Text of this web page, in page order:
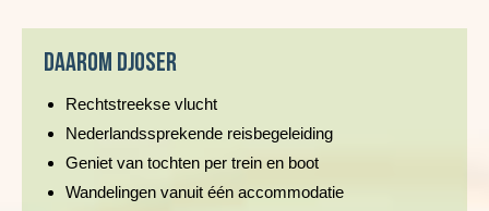
Daarom Djoser
Rechtstreekse vlucht
Nederlandssprekende reisbegeleiding
Geniet van tochten per trein en boot
Wandelingen vanuit één accommodatie